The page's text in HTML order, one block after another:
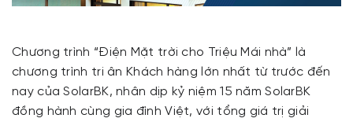
Chương trình “Điện Mặt trời cho Triệu Mái nhà” là
chương trình tri ân Khách hàng lớn nhất từ trước đến
nay của SolarBK, nhân dịp kỷ niệm 15 năm SolarBK
đồng hành cùng gia đình Việt, với tổng giá trị giải